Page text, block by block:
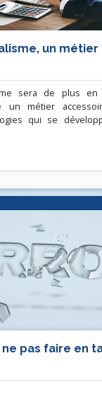
un
sera de plus
un métier
qui se
pas faire en